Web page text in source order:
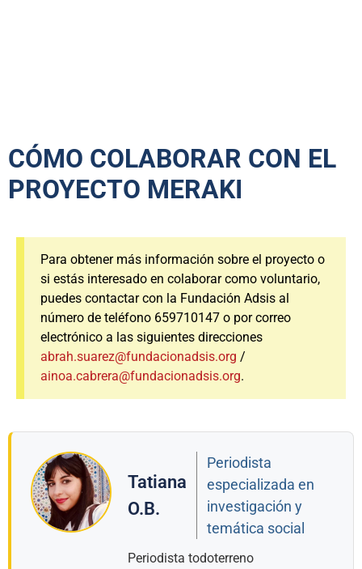
CÓMO COLABORAR CON EL
PROYECTO MERAKI
Para obtener más información sobre el proyecto o
si estás interesado en colaborar como voluntario,
puedes contactar con la Fundación Adsis al
número de teléfono 659710147 o por correo
electrónico a las siguientes direcciones
abrah.suarez@fundacionadsis.org /
ainoa.cabrera@fundacionadsis.org.
Tatiana
O.B.
Periodista
especializada en
investigación y
temática social
Periodista todoterreno